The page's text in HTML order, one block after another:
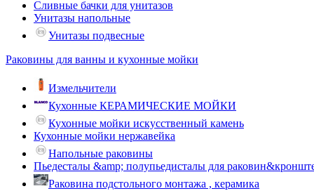
Сливные бачки для унитазов
Унитазы напольные
Унитазы подвесные
Раковины для ванны и кухонные мойки
Измельчители
Кухонные КЕРАМИЧЕСКИЕ МОЙКИ
Кухонные мойки искусственный камень
Кухонные мойки нержавейка
Напольные раковины
Пьедесталы &amp; полупьедисталы для
Раковина подстольного монтажа , керамика